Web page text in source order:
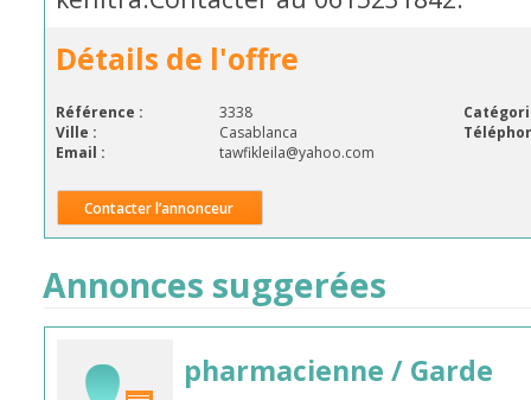
Détails de l'offre
Référence : 3338
Ville :
Casablanca
Email :
tawfikleila@yahoo.com
Contacter l’annonceur
Annonces suggerées
pharmacienne / Garde